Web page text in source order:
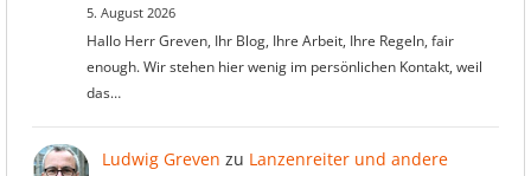
5. August 2026
Hallo Herr Greven, Ihr Blog, Ihre Arbeit, Ihre Regeln, fair
enough. Wir stehen hier wenig im persönlichen Kontakt, weil
das…
Ludwig Greven zu Lanzenreiter und andere